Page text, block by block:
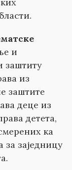
и
заштиту
из
заштите
деце из
детета,
ка
за заједницу